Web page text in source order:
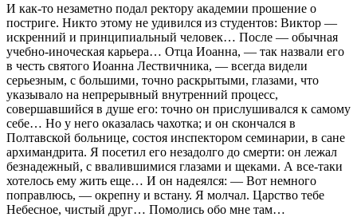
И как-то незаметно подал ректору академии прошение о
постриге. Никто этому не удивился из студентов: Виктор —
искренний и принципиальный человек… После — обычная
учебно-иноческая карьера… Отца Иоанна, — так назвали его
в честь святого Иоанна Лествичника, — всегда видели
серьезным, с большими, точно раскрытыми, глазами, что
указывало на непрерывный внутренний процесс,
совершавшийся в душе его: точно он прислушивался к самому
себе… Но у него оказалась чахотка; и он скончался в
Полтавской больнице, состоя инспектором семинарии, в сане
архимандрита. Я посетил его незадолго до смерти: он лежал
безнадежный, с ввалившимися глазами и щеками. А все-таки
хотелось ему жить еще… И он надеялся: — Вот немного
поправлюсь, — окрепну и встану. Я молчал. Царство тебе
Небесное, чистый друг… Помолись обо мне там…